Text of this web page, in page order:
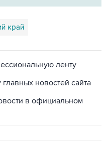
край
ленту
новостей сайта
в официальном